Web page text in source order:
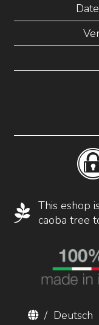
This eshop
caoba tree
/ Deutsch